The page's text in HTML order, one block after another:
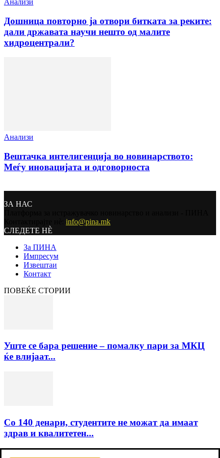
Дошница повторно ја отвори битката за реките:
дали државата научи нешто од малите
хидроцентрали?
Анализи
Вештачка интелигенција во новинарството:
Меѓу иновацијата и одговорноста
ЗА НАС
info@pina.mk
СЛЕДЕТЕ НЀ
За ПИНА
Импресум
Извештаи
Контакт
ПОВЕЌЕ СТОРИИ
Уште се бара решение – помалку пари за МКЦ
ќе влијаат...
Со 140 денари, студентите не можат да имаат
здрав и квалитетен...